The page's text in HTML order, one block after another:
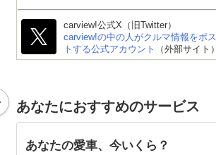
carview!公式X（旧Twitter）
carview!の中の人がクルマ情報をポス
トする公式アカウント
（外部サイト）
あなたにおすすめのサービス
あなたの愛車、今いくら？